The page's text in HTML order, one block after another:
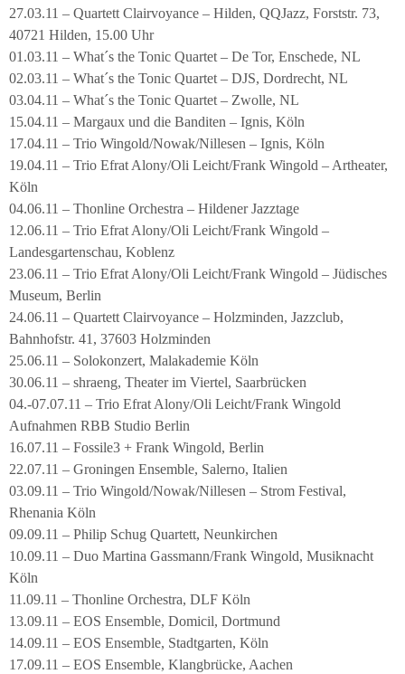
27.03.11 – Quartett Clairvoyance – Hilden, QQJazz, Forststr. 73,
40721 Hilden, 15.00 Uhr
01.03.11 – What´s the Tonic Quartet – De Tor, Enschede, NL
02.03.11 – What´s the Tonic Quartet – DJS, Dordrecht, NL
03.04.11 – What´s the Tonic Quartet – Zwolle, NL
15.04.11 – Margaux und die Banditen – Ignis, Köln
17.04.11 – Trio Wingold/Nowak/Nillesen – Ignis, Köln
19.04.11 – Trio Efrat Alony/Oli Leicht/Frank Wingold – Artheater,
Köln
04.06.11 – Thonline Orchestra – Hildener Jazztage
12.06.11 – Trio Efrat Alony/Oli Leicht/Frank Wingold –
Landesgartenschau, Koblenz
23.06.11 – Trio Efrat Alony/Oli Leicht/Frank Wingold – Jüdisches
Museum, Berlin
24.06.11 – Quartett Clairvoyance – Holzminden, Jazzclub,
Bahnhofstr. 41, 37603 Holzminden
25.06.11 – Solokonzert, Malakademie Köln
30.06.11 – shraeng, Theater im Viertel, Saarbrücken
04.-07.07.11 – Trio Efrat Alony/Oli Leicht/Frank Wingold
Aufnahmen RBB Studio Berlin
16.07.11 – Fossile3 + Frank Wingold, Berlin
22.07.11 – Groningen Ensemble, Salerno, Italien
03.09.11 – Trio Wingold/Nowak/Nillesen – Strom Festival,
Rhenania Köln
09.09.11 – Philip Schug Quartett, Neunkirchen
10.09.11 – Duo Martina Gassmann/Frank Wingold, Musiknacht
Köln
11.09.11 – Thonline Orchestra, DLF Köln
13.09.11 – EOS Ensemble, Domicil, Dortmund
14.09.11 – EOS Ensemble, Stadtgarten, Köln
17.09.11 – EOS Ensemble, Klangbrücke, Aachen